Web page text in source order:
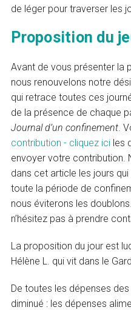
de léger pour traverser les
Proposition du
Avant de vous présenter la
nous renouvelons notre
qui retrace toutes ces
de la présence de chaque
Journal d’un confinement.
contribution - cliquez ici les
envoyer votre contribution.
dans cet article les jours
toute la période de
nous éviterons les
n’hésitez pas à prendre
La proposition du jour est
Hélène L. qui vit dans le
De toutes les dépenses des
diminué : les dépenses